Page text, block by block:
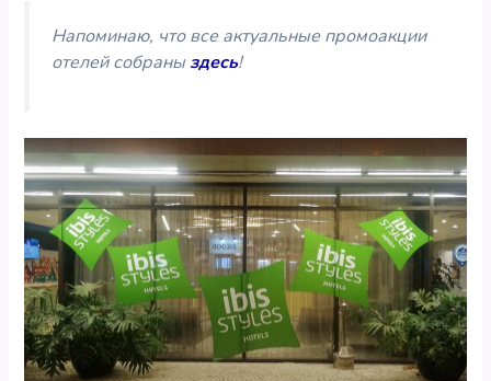
Напоминаю, что все актуальные промоакции
отелей собраныздесь!